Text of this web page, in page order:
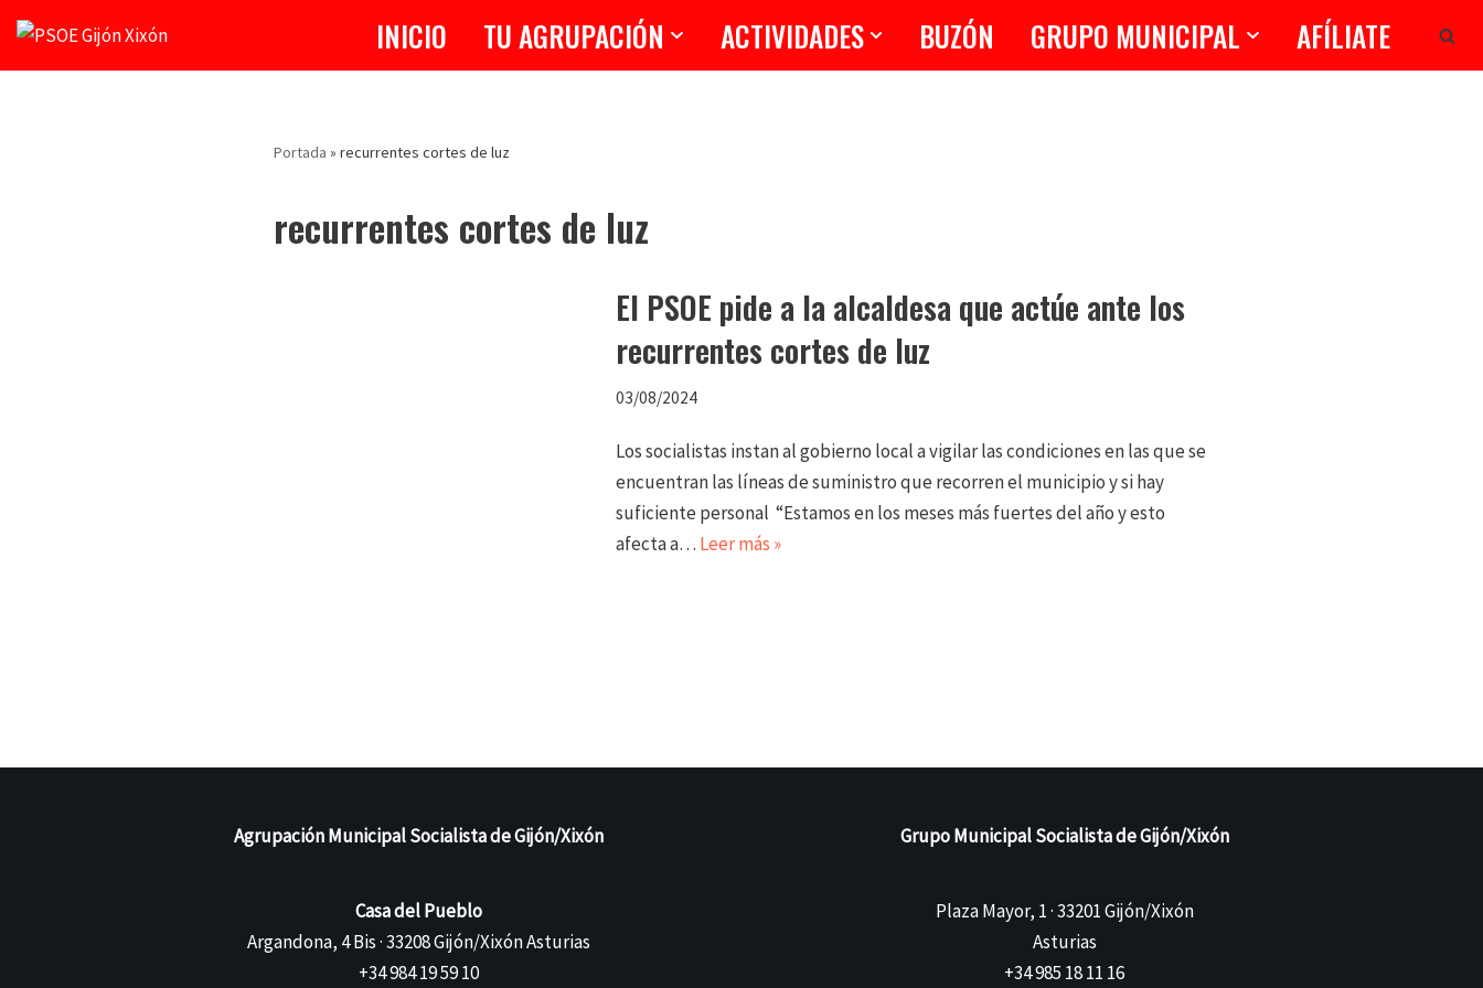
INICIO TU AGRUPACIÓN ACTIVIDADES BUZÓN GRUPO MUNICIPAL AFÍLIATE
Portada »recurrentes cortes de luz
recurrentes cortes de luz
El PSOE pide a la alcaldesa que actúe ante los
recurrentes cortes de luz
03/08/2024
Los socialistas instan al gobierno local a vigilar las condiciones en las que se
encuentran las líneas de suministro que recorren el municipio y si hay
suficiente personal “Estamos en los meses más fuertes del año y esto
afecta a… Leer más »
Agrupación Municipal Socialista de Gijón/Xixón
Casa del Pueblo
Argandona, 4 Bis · 33208 Gijón/Xixón Asturias
+34 984 19 59 10
Grupo Municipal Socialista de Gijón/Xixón
Plaza Mayor, 1 · 33201 Gijón/Xixón
Asturias
+34 985 18 11 16